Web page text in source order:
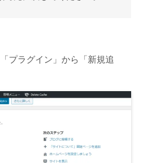
プラグイン」から「新規追